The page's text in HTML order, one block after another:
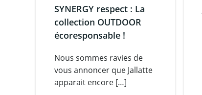
SYNERGY respect : La
collection OUTDOOR
écoresponsable !
Nous sommes ravies de
vous annoncer que Jallatte
apparait encore […]